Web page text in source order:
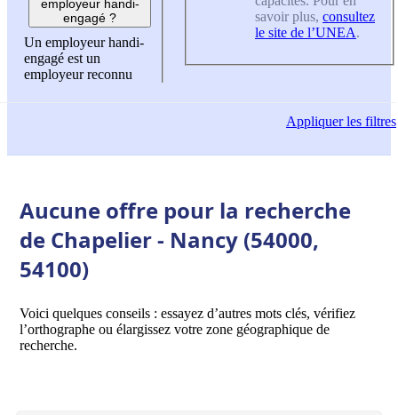
employeur handi-
engagé ?
Un employeur handi-
engagé est un
employeur reconnu
savoir plus, consultez
le site de l’UNEA.
Appliquerles filtres
Aucune offre pour la recherche
de Chapelier - Nancy (54000,
54100)
Voici quelques conseils : essayez d’autres mots clés, vérifiez
l’orthographe ou élargissez votre zone géographique de
recherche.